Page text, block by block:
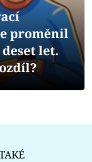
proměnil
let.